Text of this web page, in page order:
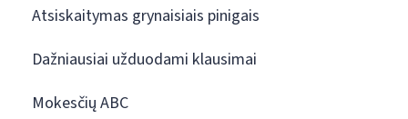
Atsiskaitymas grynaisiais pinigais
Dažniausiai užduodami klausimai
Mokesčių ABC